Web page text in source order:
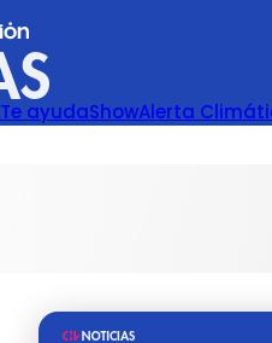
Te ayudaShowAlerta